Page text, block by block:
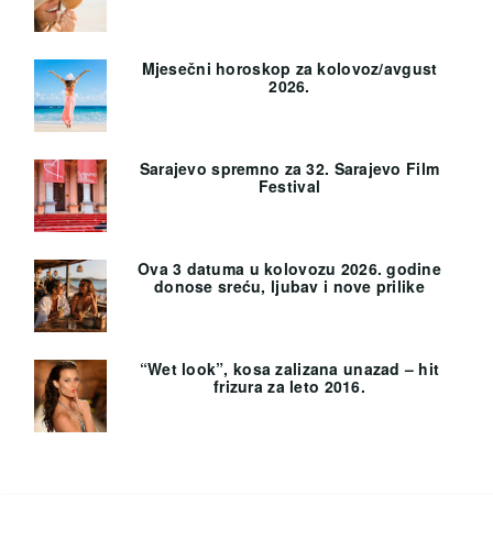
Mjesečni horoskop za kolovoz/avgust
2026.
Sarajevo spremno za 32. Sarajevo Film
Festival
Ova 3 datuma u kolovozu 2026. godine
donose sreću, ljubav i nove prilike
“Wet look”, kosa zalizana unazad – hit
frizura za leto 2016.